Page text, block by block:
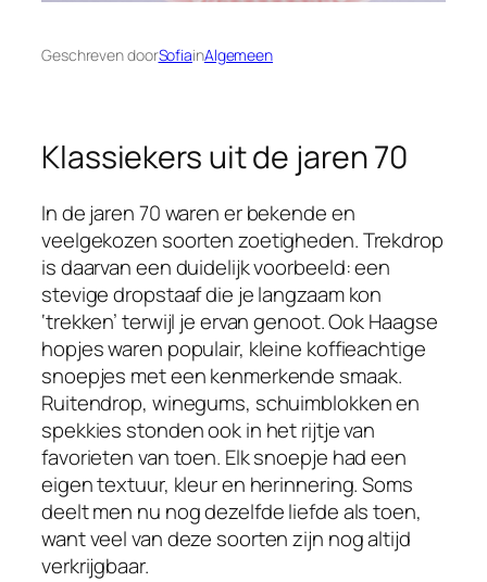
Geschreven doorSofiainAlgemeen
Klassiekers uit de jaren 70
In de jaren 70 waren er bekende en
veelgekozen soorten zoetigheden. Trekdrop
is daarvan een duidelijk voorbeeld: een
stevige dropstaaf die je langzaam kon
‘trekken’ terwijl je ervan genoot. Ook Haagse
hopjes waren populair, kleine koffieachtige
snoepjes met een kenmerkende smaak.
Ruitendrop, winegums, schuimblokken en
spekkies stonden ook in het rijtje van
favorieten van toen. Elk snoepje had een
eigen textuur, kleur en herinnering. Soms
deelt men nu nog dezelfde liefde als toen,
want veel van deze soorten zijn nog altijd
verkrijgbaar.